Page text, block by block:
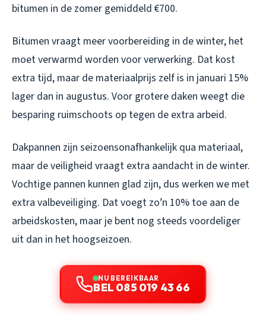
bitumen in de zomer gemiddeld €700.
Bitumen vraagt meer voorbereiding in de winter, het
moet verwarmd worden voor verwerking. Dat kost
extra tijd, maar de materiaalprijs zelf is in januari 15%
lager dan in augustus. Voor grotere daken weegt die
besparing ruimschoots op tegen de extra arbeid.
Dakpannen zijn seizoensonafhankelijk qua materiaal,
maar de veiligheid vraagt extra aandacht in de winter.
Vochtige pannen kunnen glad zijn, dus werken we met
extra valbeveiliging. Dat voegt zo’n 10% toe aan de
arbeidskosten, maar je bent nog steeds voordeliger
uit dan in het hoogseizoen.
NU BEREIKBAAR
BEL 085 019 43 66